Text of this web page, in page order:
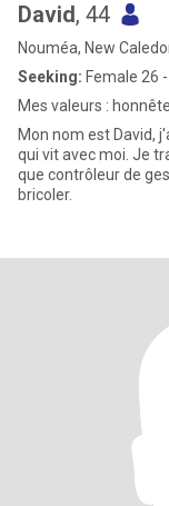
David, 44
Nouméa, New
Seeking: Female 26
Mes valeurs :
Mon nom est David,
qui vit avec moi. Je
que contrôleur de
bricoler.